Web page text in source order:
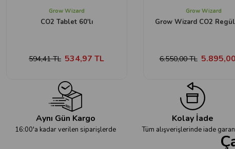
Grow Wizard
CO2 Tablet 60'lı
534,97 TL
594,41 TL
Grow Wizard
Grow Wizard CO2
6.550,00 TL
Aynı Gün Kargo
16:00'a kadar verilen siparişlerde
Kolay İade
Tüm alışverişlerinde iade